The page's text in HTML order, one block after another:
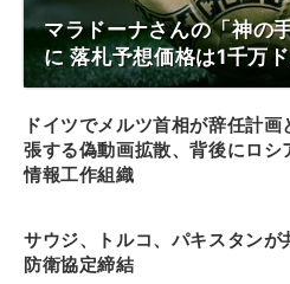
マラドーナさんの「神の
に 落札予想価格は1千万
ドイツでメルツ首相が辞任計画
張する偽動画拡散、背後にロシ
情報工作組織
サウジ、トルコ、パキスタンが
防衛協定締結